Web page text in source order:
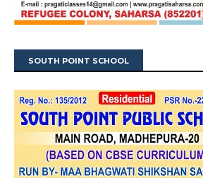
SOUTH POINT SCHOOL